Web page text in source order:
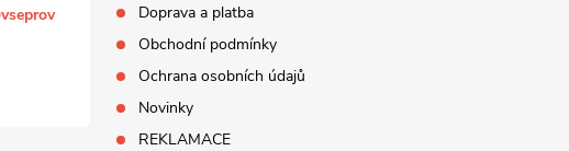
vseprov
Doprava a platba
Obchodní podmínky
Ochrana osobních údajů
Novinky
REKLAMACE